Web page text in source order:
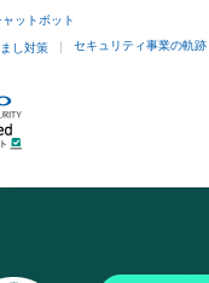
ットボット
し対策 セキュリティ事業の軌跡